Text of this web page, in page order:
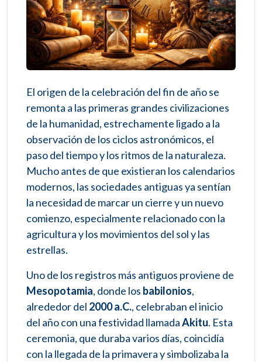
El origen de la celebración del fin de año se
remonta a las primeras grandes civilizaciones
de la humanidad, estrechamente ligado a la
observación de los ciclos astronómicos, el
paso del tiempo y los ritmos de la naturaleza.
Mucho antes de que existieran los calendarios
modernos, las sociedades antiguas ya sentían
la necesidad de marcar un cierre y un nuevo
comienzo, especialmente relacionado con la
agricultura y los movimientos del sol y las
estrellas.
Uno de los registros más antiguos proviene de
Mesopotamia, donde los babilonios,
alrededor del 2000 a.C., celebraban el inicio
del año con una festividad llamadaAkitu. Esta
ceremonia, que duraba varios días, coincidía
con la llegada de la primavera y simbolizaba la